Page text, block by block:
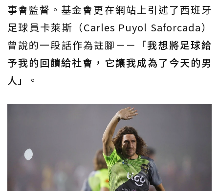
事會監督。基金會更在網站上引述了西班牙
足球員卡萊斯（Carles Puyol Saforcada）
曾說的一段話作為註腳－－ 「我想將足球給
予我的回饋給社會，它讓我成為了今天的男
人」
。